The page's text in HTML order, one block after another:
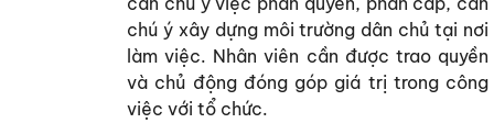
chú ý xây dựng môi trường dân chủ tại nơi
làm việc. Nhân viên cần được trao quyền
và chủ động đóng góp giá trị trong công
việc với tổ chức.